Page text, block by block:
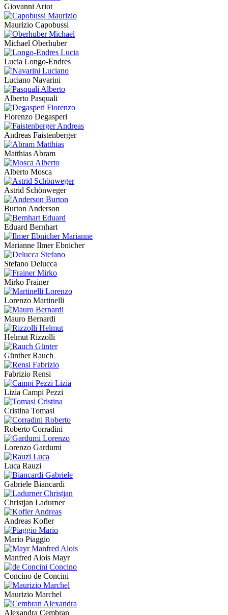
Giovanni Ariot
Maurizio Capobussi
Michael Oberhuber
Lucia Longo-Endres
Luciano Navarini
Alberto Pasquali
Fiorenzo Degasperi
Andreas Faistenberger
Matthias Abram
Alberto Mosca
Astrid Schönweger
Burton Anderson
Eduard Bernhart
Marianne Ilmer Ebnicher
Stefano Delucca
Mirko Frainer
Lorenzo Martinelli
Mauro Bernardi
Helmut Rizzolli
Günther Rauch
Fabrizio Rensi
Lizia Campi Pezzi
Cristina Tomasi
Roberto Corradini
Lorenzo Gardumi
Luca Rauzi
Gabriele Biancardi
Christjan Ladurner
Andreas Kofler
Mario Piaggio
Manfred Alois Mayr
Concino de Concini
Maurizio Marchel
Alexandra Cembran